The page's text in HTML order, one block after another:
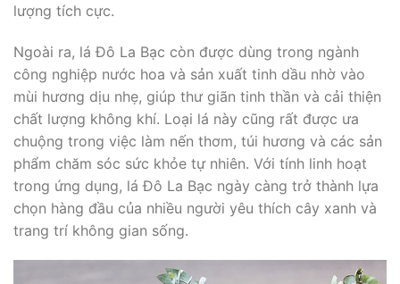
lượng tích cực.
Ngoài ra, lá Đô La Bạc còn được dùng trong ngành
công nghiệp nước hoa và sản xuất tinh dầu nhờ vào
mùi hương dịu nhẹ, giúp thư giãn tinh thần và cải thiện
chất lượng không khí. Loại lá này cũng rất được ưa
chuộng trong việc làm nến thơm, túi hương và các sản
phẩm chăm sóc sức khỏe tự nhiên. Với tính linh hoạt
trong ứng dụng, lá Đô La Bạc ngày càng trở thành lựa
chọn hàng đầu của nhiều người yêu thích cây xanh và
trang trí không gian sống.